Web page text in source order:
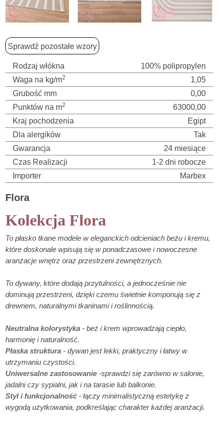
Sprawdź pozostałe wzory
Rodzaj włókna
100% polipropylen
Waga na kg/m2
1,05
Grubość mm
0,00
Punktów na m2
63000,00
Kraj pochodzenia
Egipt
Dla alergików
Tak
Gwarancja
24 miesiące
Czas Realizacji
1-2 dni robocze
Importer
Marbex
Flora
Kolekcja Flora
To płasko tkane modele w eleganckich odcieniach beżu i kremu,
które doskonale wpisują się w ponadczasowe i nowoczesne
aranżacje wnętrz oraz przestrzeni zewnętrznych.
To dywany, które dodają przytulności, a jednocześnie nie
dominują przestrzeni, dzięki czemu świetnie komponują się z
drewnem, naturalnymi tkaninami i roślinnością.
Neutralna kolorystyka - beż i krem wprowadzają ciepło,
harmonię i naturalność.
Płaska struktura - dywan jest lekki, praktyczny i łatwy w
utrzymaniu czystości.
Uniwersalne zastosowanie -sprawdzi się zarówno w salonie,
jadalni czy sypialni, jak i na tarasie lub balkonie.
Styl i funkcjonalność - łączy minimalistyczną estetykę z
wygodą użytkowania, podkreślając charakter każdej aranżacji.